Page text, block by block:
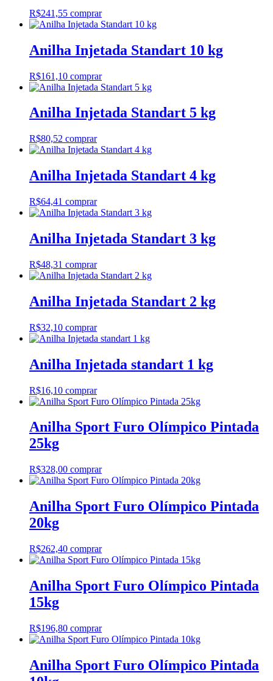
R$241,55 comprar
Anilha Injetada Standart 10 kg
R$161,10 comprar
Anilha Injetada Standart 5 kg
R$80,52 comprar
Anilha Injetada Standart 4 kg
R$64,41 comprar
Anilha Injetada Standart 3 kg
R$48,31 comprar
Anilha Injetada Standart 2 kg
R$32,10 comprar
Anilha Injetada standart 1 kg
R$16,10 comprar
Anilha Sport Furo Olímpico Pintada
25kg
R$328,00 comprar
Anilha Sport Furo Olímpico Pintada
20kg
R$262,40 comprar
Anilha Sport Furo Olímpico Pintada
15kg
R$196,80 comprar
Anilha Sport Furo Olímpico Pintada